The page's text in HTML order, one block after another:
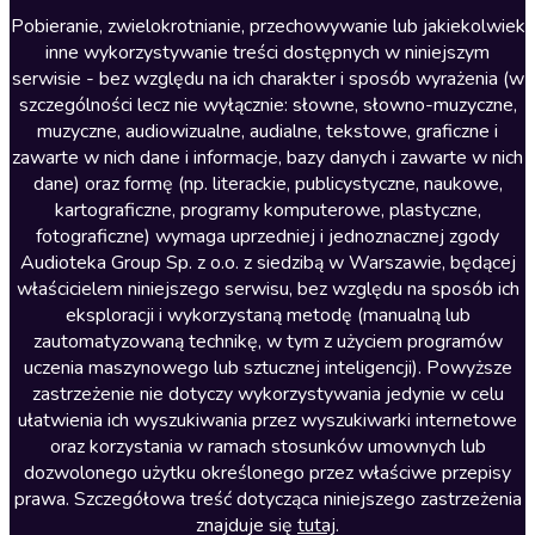
Literatura anglojęzyczna
Literatura faktu
Literatura obyczajowa
Literatura piękna obca
Literatura piękna polska
Nagrania relaksacyjne
Nauka języków
Nauki humanistyczne
Podcasty i audycje
Polityka
Prasa
Religia
Romans
Pobieranie, zwielokrotnianie, przechowywanie lub jakiekolwiek
inne wykorzystywanie treści dostępnych w niniejszym
serwisie - bez względu na ich charakter i sposób wyrażenia (w
szczególności lecz nie wyłącznie: słowne, słowno-muzyczne,
muzyczne, audiowizualne, audialne, tekstowe, graficzne i
zawarte w nich dane i informacje, bazy danych i zawarte w nich
dane) oraz formę (np. literackie, publicystyczne, naukowe,
kartograficzne, programy komputerowe, plastyczne,
fotograficzne) wymaga uprzedniej i jednoznacznej zgody
Audioteka Group Sp. z o.o. z siedzibą w Warszawie, będącej
właścicielem niniejszego serwisu, bez względu na sposób ich
eksploracji i wykorzystaną metodę (manualną lub
zautomatyzowaną technikę, w tym z użyciem programów
uczenia maszynowego lub sztucznej inteligencji). Powyższe
zastrzeżenie nie dotyczy wykorzystywania jedynie w celu
ułatwienia ich wyszukiwania przez wyszukiwarki internetowe
oraz korzystania w ramach stosunków umownych lub
dozwolonego użytku określonego przez właściwe przepisy
prawa. Szczegółowa treść dotycząca niniejszego zastrzeżenia
znajduje się tutaj.